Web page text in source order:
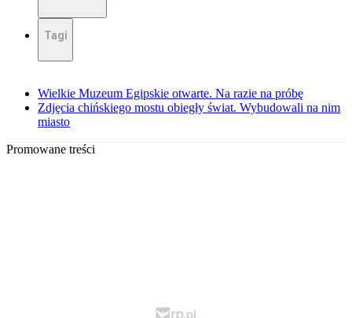
Tagi
Wielkie Muzeum Egipskie otwarte. Na razie na próbę
Zdjęcia chińskiego mostu obiegły świat. Wybudowali na nim
miasto
Promowane treści